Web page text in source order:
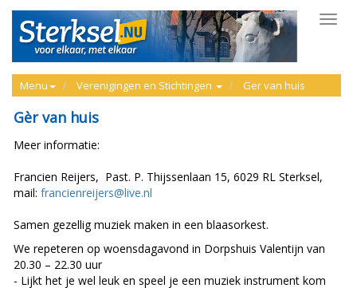
Menu Verenigingen en Stichtingen Ger van huis
Gèr van huis
Meer informatie:
Francien Reijers, Past. P. Thijssenlaan 15, 6029 RL Sterksel,
mail: francienreijers@live.nl
Samen gezellig muziek maken in een blaasorkest.
We repeteren op woensdagavond in Dorpshuis Valentijn van
20.30 – 22.30 uur
- Lijkt het je wel leuk en speel je een muziek instrument kom